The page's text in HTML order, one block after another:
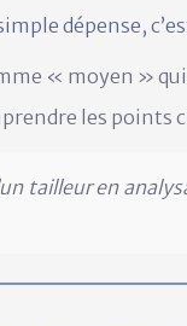
simple dépense,
« moyen » qui
les
tailleur en